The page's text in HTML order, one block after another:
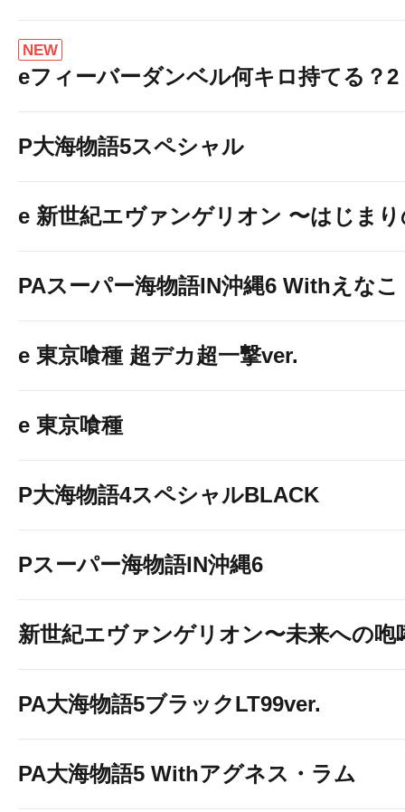
NEW
eフィーバーダンベル何キロ持てる？2
P大海物語5スペシャル
e 新世紀エヴァンゲリオン 〜はじま
PAスーパー海物語IN沖縄6 Withえなこ
e 東京喰種 超デカ超一撃ver.
e 東京喰種
P大海物語4スペシャルBLACK
Pスーパー海物語IN沖縄6
新世紀エヴァンゲリオン〜未来への咆
PA大海物語5ブラックLT99ver.
PA大海物語5 Withアグネス・ラム